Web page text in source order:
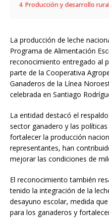
4 Producción y desarrollo
La producción de leche
Programa de Alimentación
reconocimiento entregado al
parte de la Cooperativa
Ganaderos de la Línea
celebrada en Santiago
La entidad destacó el
sector ganadero y las
fortalecer la producción
representantes, han
mejorar las condiciones de
El reconocimiento también
tenido la integración de la
desayuno escolar, medida
para los ganaderos y